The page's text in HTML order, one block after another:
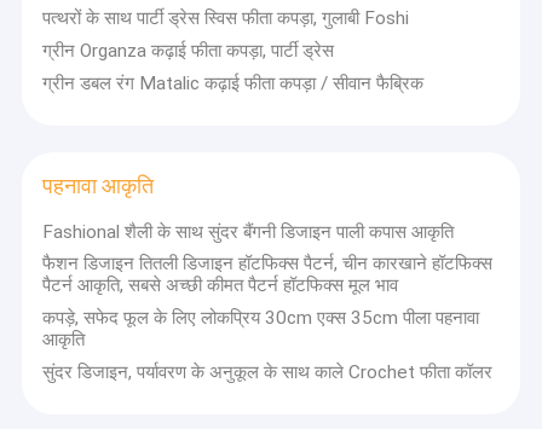
पत्थरों के साथ पार्टी ड्रेस स्विस फीता कपड़ा, गुलाबी Foshi
ग्रीन Organza कढ़ाई फीता कपड़ा, पार्टी ड्रेस
ग्रीन डबल रंग Matalic कढ़ाई फीता कपड़ा / सीवान फैब्रिक
पहनावा आकृति
Fashional शैली के साथ सुंदर बैंगनी डिजाइन पाली कपास आकृति
फैशन डिजाइन तितली डिजाइन हॉटफिक्स पैटर्न, चीन कारखाने हॉटफिक्स
पैटर्न आकृति, सबसे अच्छी कीमत पैटर्न हॉटफिक्स मूल भाव
कपड़े, सफेद फूल के लिए लोकप्रिय 30cm एक्स 35cm पीला पहनावा
आकृति
सुंदर डिजाइन, पर्यावरण के अनुकूल के साथ काले Crochet फीता कॉलर